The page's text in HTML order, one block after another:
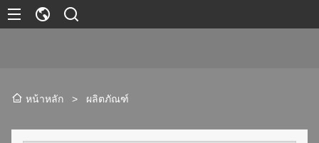
หน้าหลัก > ผลิตภัณฑ์